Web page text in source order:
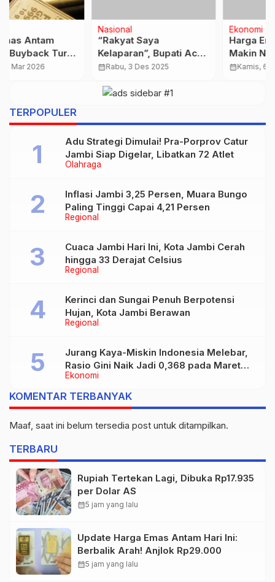
“Rakyat Saya
Kelaparan”, Bupati Aceh
Utara Menangis,
Mampu Tangani Banjir
calendar_monthRabu, 3 Des 2025
Harga Emas Pegadaian
Makin Ngegas! Antam
Tembus Rp2,787 Juta
calendar_monthKamis, 6 Agt 2026
TERPOPULER
Olahraga
Adu Strategi Dimulai! Pra-Porprov Catur
Jambi Siap Digelar, Libatkan 72 Atlet
Regional
Inflasi Jambi 3,25 Persen, Muara Bungo
Paling Tinggi Capai 4,21 Persen
Regional
Cuaca Jambi Hari Ini, Kota Jambi Cerah
hingga 33 Derajat Celsius
Regional
Kerinci dan Sungai Penuh Berpotensi
Hujan, Kota Jambi Berawan
Ekonomi
Jurang Kaya-Miskin Indonesia Melebar,
Rasio Gini Naik Jadi 0,368 pada Maret
2026
KOMENTAR TERBANYAK
Maaf, saat ini belum tersedia post untuk ditampilkan.
TERBARU
Rupiah Tertekan Lagi, Dibuka Rp17.935
per Dolar AS
calendar_month5 jam yang lalu
Update Harga Emas Antam Hari Ini:
Berbalik Arah! Anjlok Rp29.000
calendar_month5 jam yang lalu